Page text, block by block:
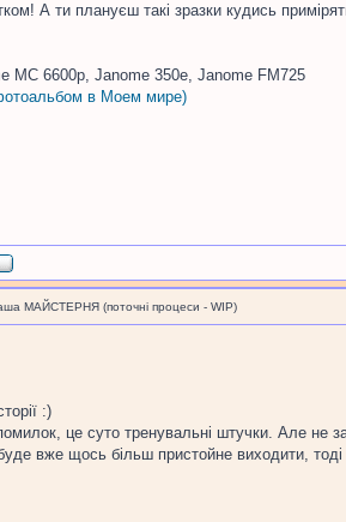
А ти плануєш такі зразки кудись
MC 6600p, Janome 350e, Janome FM725
в Моем мире)
МАЙСТЕРНЯ (поточні процеси - WIP)
:)
це суто тренувальні штучки. Але
вже щось більш пристойне виходити,